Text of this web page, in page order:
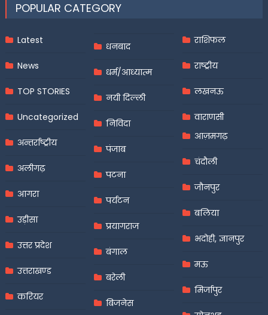
POPULAR CATEGORY
Latest
News
TOP STORIES
Uncategorized
अन्तर्राष्ट्रीय
अलीगढ़
आगरा
उड़ीसा
उत्तर प्रदेश
उत्तराखण्ड
करियर
धनबाद
धर्म/आध्यात्म
नयी दिल्ली
निविदा
पंजाब
पटना
पर्यटन
प्रयागराज
बंगाल
बरेली
बिजनेस
राशिफल
राष्ट्रीय
लखनऊ
वाराणसी
आज़मगढ़
चंदौली
जौनपुर
बलिया
भदोही, ज्ञानपुर
मऊ
मिर्जापुर